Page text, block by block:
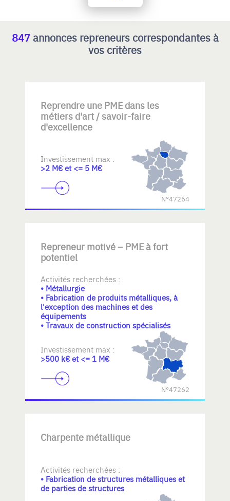
847annonces repreneurs correspondantes à
vos critères
Reprendre une PME dans les
métiers d'art / savoir-faire
d'excellence
Investissement max :
>2 M€ et <= 5 M€
N°47264
Repreneur motivé – PME à fort
potentiel
Activités recherchées :
• Métallurgie
• Fabrication de produits métalliques, à
l'exception des machines et des
équipements
• Travaux de construction spécialisés
Investissement max :
>500 k€ et <= 1 M€
N°47262
Charpente métallique
Activités recherchées :
• Fabrication de structures métalliques et
de parties de structures